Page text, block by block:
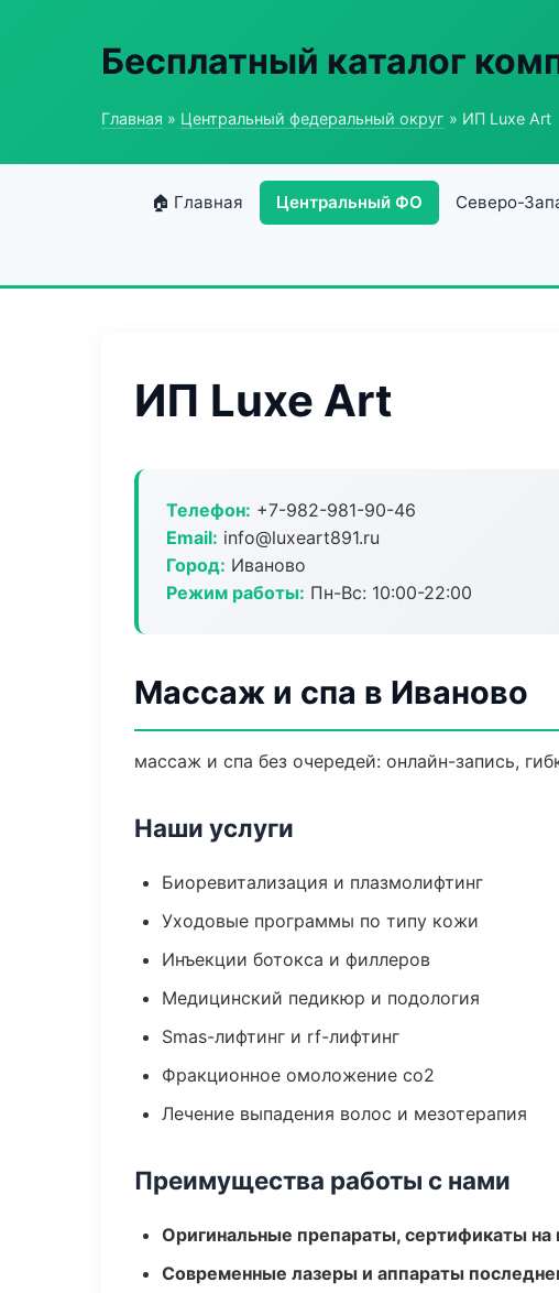
Бесплатный каталог
Главная » Центральный федеральный округ » ИП Luxe Art
🏠 Главная Центральный ФО Северо-
ИП Luxe Art
Телефон: +7-982-981-90-46
Email: info@luxeart891.ru
Город: Иваново
Режим работы: Пн-Вс: 10:00-22:00
Массаж и спа в Иваново
массаж и спа без очередей: онлайн-запись,
Наши услуги
Биоревитализация и плазмолифтинг
Уходовые программы по типу кожи
Инъекции ботокса и филлеров
Медицинский педикюр и подология
Smas-лифтинг и rf-лифтинг
Фракционное омоложение co2
Лечение выпадения волос и мезотерапия
Преимущества работы с нами
Оригинальные препараты, сертификаты
Современные лазеры и аппараты